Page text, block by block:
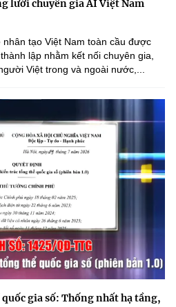
lưới chuyên gia AI Việt Nam
tạo Việt Nam toàn cầu được
lập nhằm kết nối chuyên gia,
Việt trong và ngoài nước,...
gia số: Thống nhất hạ tầng,